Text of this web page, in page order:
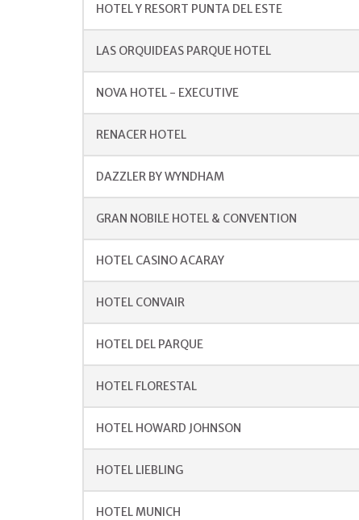
HOTEL Y RESORT PUNTA DEL ESTE
LAS ORQUIDEAS PARQUE HOTEL
NOVA HOTEL - EXECUTIVE
RENACER HOTEL
DAZZLER BY WYNDHAM
GRAN NOBILE HOTEL & CONVENTION
HOTEL CASINO ACARAY
HOTEL CONVAIR
HOTEL DEL PARQUE
HOTEL FLORESTAL
HOTEL HOWARD JOHNSON
HOTEL LIEBLING
HOTEL MUNICH